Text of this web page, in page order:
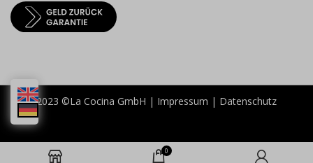
2023 ©La Cocina GmbH | Impressum | Datenschutz
0